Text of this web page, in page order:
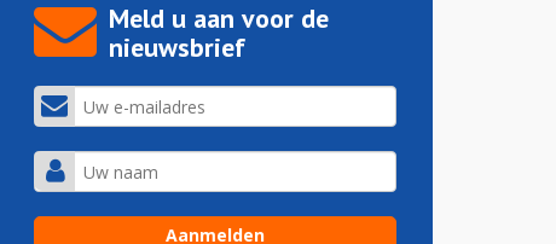
Meld u aan voor de
nieuwsbrief